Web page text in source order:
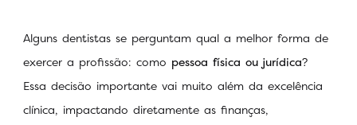
Alguns dentistas se perguntam qual a melhor forma de
exercer a profissão: como pessoa física ou jurídica?
Essa decisão importante vai muito além da excelência
clínica, impactando diretamente as finanças,